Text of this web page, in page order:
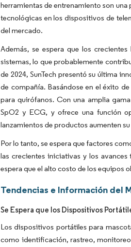
herramientas de entrenamiento son
tecnológicas en los dispositivos de
del mercado.
Además, se espera que los
sistemas, lo que probablemente
de 2024, SunTech presentó su última
de compañía. Basándose en el éxito
para quirófanos. Con una amplia
SpO2 y ECG, y ofrece una función
lanzamientos de productos aumenten
Por lo tanto, se espera que factores
las crecientes iniciativas y los
espera que el alto costo de los equipos
Tendencias e Información del
Se Espera que los Dispositivos
Los dispositivos portátiles para
como identificación, rastreo,